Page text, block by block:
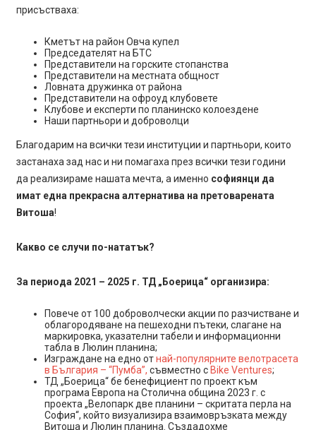
присъстваха:
Кметът на район Овча купел
Председателят на БТС
Представители на горските стопанства
Представители на местната общност
Ловната дружинка от района
Представители на офроуд клубовете
Клубове и експерти по планинско колоездене
Наши партньори и доброволци
Благодарим на всички тези институции и партньори, които
застанаха зад нас и ни помагаха през всички тези години
да реализираме нашата мечта, а именно софиянци да
имат една прекрасна алтернатива на претоварената
Витоша!
Какво се случи по-нататък?
За периода 2021 – 2025 г. ТД „Боерица“ организира:
Повече от 100 доброволчески акции по разчистване и
облагородяване на пешеходни пътеки, слагане на
маркировка, указателни табели и информационни
табла в Люлин планина;
Изграждане на едно отнай-популярните велотрасета
в България – “Пумба”, съвместно с Bike Ventures;
ТД „Боерица“ бе бенефициент по проект към
програма Европа на Столична община 2023 г. с
проекта „Велопарк две планини – скритата перла на
София“, който визуализира взаимовръзката между
Витоша и Люлин планина. Създадохме